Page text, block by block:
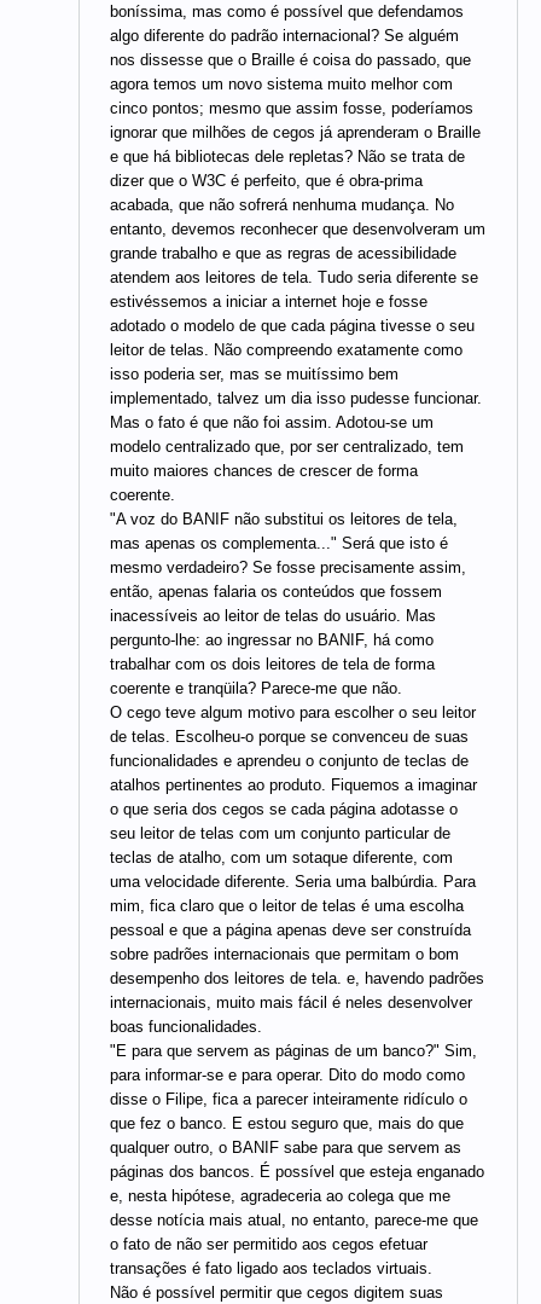
boníssima, mas como é possível que defendamos
algo diferente do padrão internacional? Se alguém
nos dissesse que o Braille é coisa do passado, que
agora temos um novo sistema muito melhor com
cinco pontos; mesmo que assim fosse, poderíamos
ignorar que milhões de cegos já aprenderam o Braille
e que há bibliotecas dele repletas? Não se trata de
dizer que o W3C é perfeito, que é obra-prima
acabada, que não sofrerá nenhuma mudança. No
entanto, devemos reconhecer que desenvolveram um
grande trabalho e que as regras de acessibilidade
atendem aos leitores de tela. Tudo seria diferente se
estivéssemos a iniciar a internet hoje e fosse
adotado o modelo de que cada página tivesse o seu
leitor de telas. Não compreendo exatamente como
isso poderia ser, mas se muitíssimo bem
implementado, talvez um dia isso pudesse funcionar.
Mas o fato é que não foi assim. Adotou-se um
modelo centralizado que, por ser centralizado, tem
muito maiores chances de crescer de forma
coerente.
"A voz do BANIF não substitui os leitores de tela,
mas apenas os complementa..." Será que isto é
mesmo verdadeiro? Se fosse precisamente assim,
então, apenas falaria os conteúdos que fossem
inacessíveis ao leitor de telas do usuário. Mas
pergunto-lhe: ao ingressar no BANIF, há como
trabalhar com os dois leitores de tela de forma
coerente e tranqüila? Parece-me que não.
O cego teve algum motivo para escolher o seu leitor
de telas. Escolheu-o porque se convenceu de suas
funcionalidades e aprendeu o conjunto de teclas de
atalhos pertinentes ao produto. Fiquemos a imaginar
o que seria dos cegos se cada página adotasse o
seu leitor de telas com um conjunto particular de
teclas de atalho, com um sotaque diferente, com
uma velocidade diferente. Seria uma balbúrdia. Para
mim, fica claro que o leitor de telas é uma escolha
pessoal e que a página apenas deve ser construída
sobre padrões internacionais que permitam o bom
desempenho dos leitores de tela. e, havendo padrões
internacionais, muito mais fácil é neles desenvolver
boas funcionalidades.
"E para que servem as páginas de um banco?" Sim,
para informar-se e para operar. Dito do modo como
disse o Filipe, fica a parecer inteiramente ridículo o
que fez o banco. E estou seguro que, mais do que
qualquer outro, o BANIF sabe para que servem as
páginas dos bancos. É possível que esteja enganado
e, nesta hipótese, agradeceria ao colega que me
desse notícia mais atual, no entanto, parece-me que
o fato de não ser permitido aos cegos efetuar
transações é fato ligado aos teclados virtuais.
Não é possível permitir que cegos digitem suas